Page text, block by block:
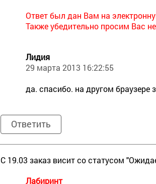
Ответ был дан Вам на
Также убедительно просим Вас
Лидия
29 марта 2013 16:22:55
да. спасибо. на другом браузере
Ответить
С 19.03 заказ висит со статусом
Лабиринт